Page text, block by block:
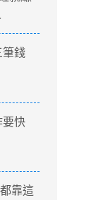
筆錢
要快
靠這